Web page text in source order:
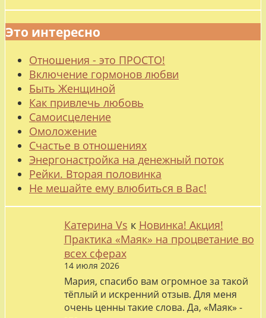
Это интересно
Отношения - это ПРОСТО!
Включение гормонов любви
Быть Женщиной
Как привлечь любовь
Самоисцеление
Омоложение
Счастье в отношениях
Энергонастройка на денежный поток
Рейки. Вторая половинка
Не мешайте ему влюбиться в Вас!
Катерина Vs к Новинка! Акция!
Практика «Маяк» на процветание во
всех сферах
14 июля 2026
Мария, спасибо вам огромное за такой
тёплый и искренний отзыв. Для меня
очень ценны такие слова. Да, «Маяк» -